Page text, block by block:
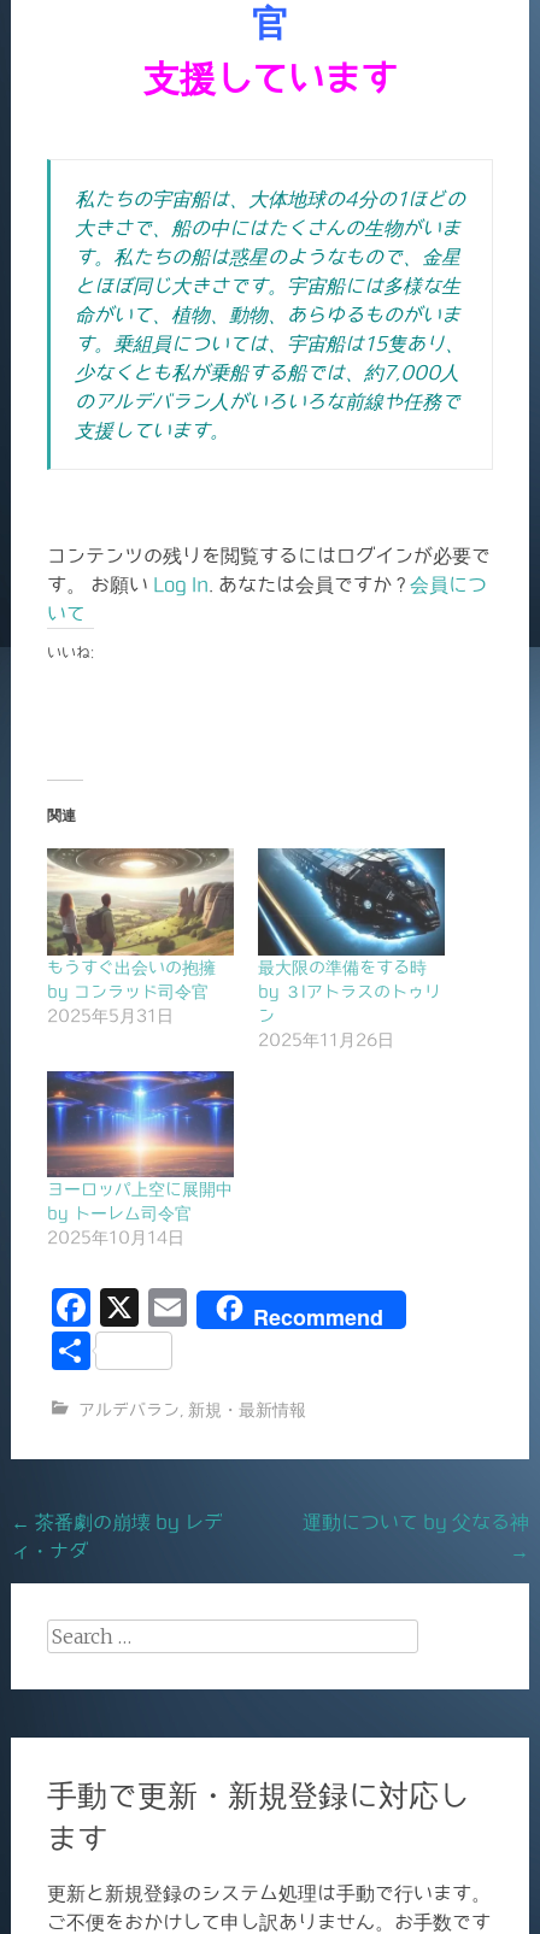
官
支援しています
私たちの宇宙船は、大体地球の4分の1ほどの
大きさで、船の中にはたくさんの生物がいま
す。私たちの船は惑星のようなもので、金星
とほぼ同じ大きさです。 宇宙船には多様な生
命がいて、植物、動物、あらゆるものがいま
す。
乗組員については、宇宙船は15隻あり、
少なくとも私が乗船する船では、約7,000人
のアルデバラン人がいろいろな前線や任務で
支援しています。
コンテンツの残りを閲覧するにはログインが必要で
す。 お願い Log In . あなたは会員ですか ? 会員につ
いて
いいね:
関連
もうすぐ出会いの抱擁
by コンラッド司令官
2025年5月31日
最大限の準備をする時
by ３Iアトラスのトゥリ
ン
2025年11月26日
ヨーロッパ上空に展開中
by トーレム司令官
2025年10月14日
F
a
e
b
o
k
X
E
l
Recommend
共
アルデバラン 新規・最新情報
Post
navigation
← 茶番劇の崩壊 by レデ
ィ・ナダ
運動について by 父なる神
→
Search
手動で更新・新規登録に対応し
ます
更新と新規登録のシステム処理は手動で行います。
ご不便をおかけして申し訳ありません。お手数です